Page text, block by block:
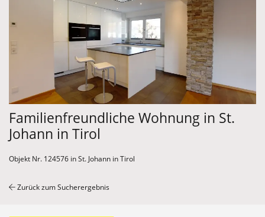
Familienfreundliche Wohnung in St.
Johann in Tirol
Objekt Nr. 124576 in St. Johann in Tirol
Zurück zum Sucherergebnis